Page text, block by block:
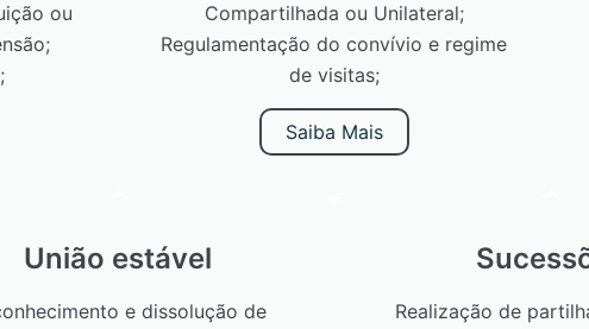
ou
Compartilhada ou Unilateral;
Regulamentação do convívio e regime
de visitas;
Saiba Mais
União estável
e dissolução de
Realização de